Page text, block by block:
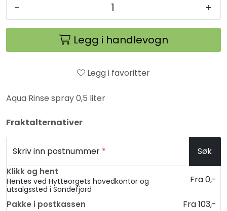
- +
Legg i handlevogn
Legg i favoritter
Aqua Rinse spray 0,5 liter
Fraktalternativer
Skriv inn postnummer * Søk
Klikk og hent
Hentes ved Hytteorgets hovedkontor og
utsalgssted i Sandefjord
Fra 0,-
Pakke i postkassen Fra 103,-